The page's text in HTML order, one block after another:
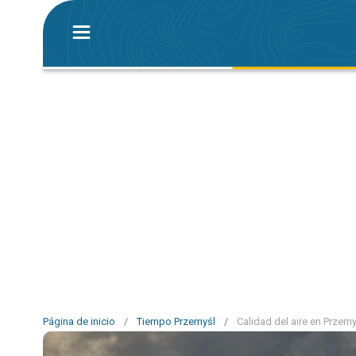
Página de inicio / Tiempo Przemyśl / Calidad del aire en